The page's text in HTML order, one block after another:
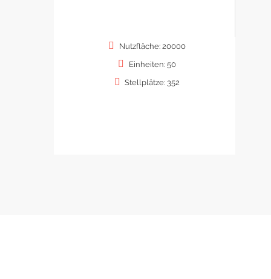
Nutzfläche: 20000
Einheiten: 50
Stellplätze: 352